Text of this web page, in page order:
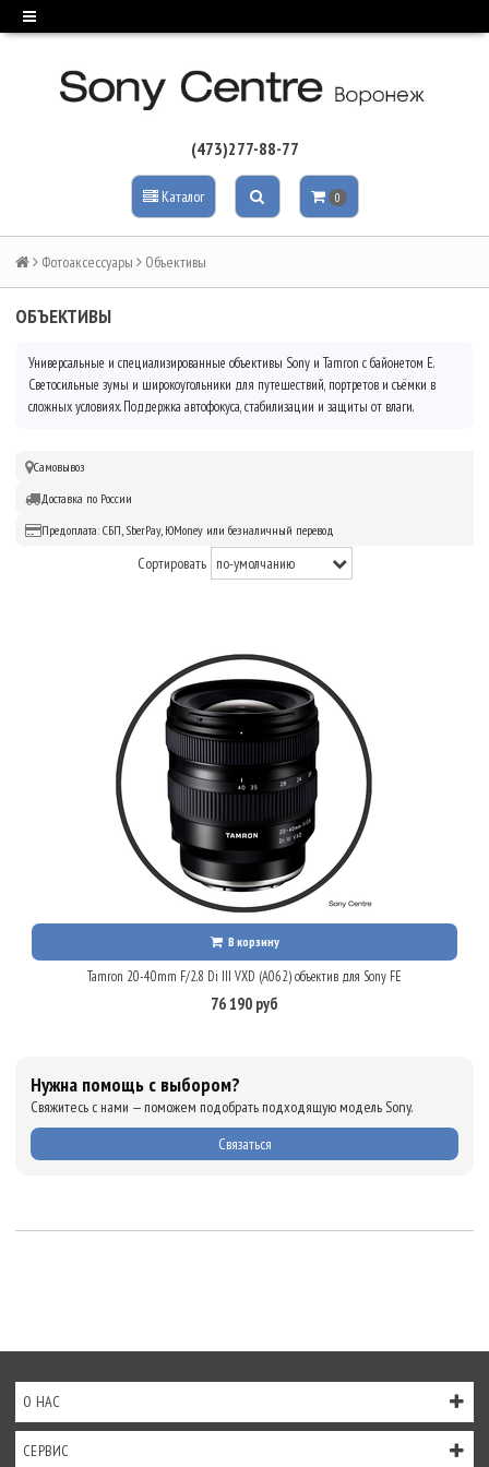
(473)277-88-77
Каталог 0
Фотоаксессуары Объективы
ОБЪЕКТИВЫ
Универсальные и специализированные объективы Sony и Tamron с байонетом E.
Светосильные зумы и широкоугольники для путешествий, портретов и съёмки в
сложных условиях. Поддержка автофокуса, стабилизации и защиты от влаги.
Самовывоз
Доставка по России
Предоплата: СБП, SberPay, ЮMoney или безналичный перевод
Сортировать
В корзину
Tamron 20-40mm F/2.8 Di III VXD (A062) объектив для Sony FE
76 190 руб
Нужна помощь с выбором?
Свяжитесь с нами — поможем подобрать подходящую модель Sony.
Связаться
О НАС
СЕРВИС